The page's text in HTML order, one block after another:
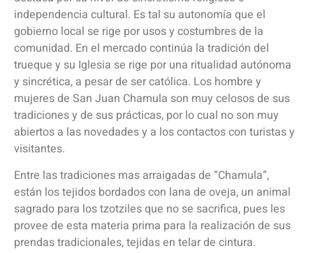
independencia cultural. Es tal su autonomía que el
gobierno local se rige por usos y costumbres de la
comunidad. En el mercado continúa la tradición del
trueque y su Iglesia se rige por una ritualidad autónoma
y sincrética, a pesar de ser católica. Los hombre y
mujeres de San Juan Chamula son muy celosos de sus
tradiciones y de sus prácticas, por lo cual no son muy
abiertos a las novedades y a los contactos con turistas y
visitantes.
Entre las tradiciones mas arraigadas de “Chamula”,
están los tejidos bordados con lana de oveja, un animal
sagrado para los tzotziles que no se sacrifica, pues les
provee de esta materia prima para la realización de sus
prendas tradicionales, tejidas en telar de cintura.